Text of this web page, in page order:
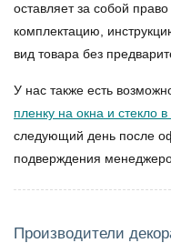
оставляет за собой право
комплектацию,
вид товара без
У нас также есть
пленку на окна и стекло
следующий день после
подверждения
Производители